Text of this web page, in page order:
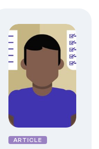
ARTICLE